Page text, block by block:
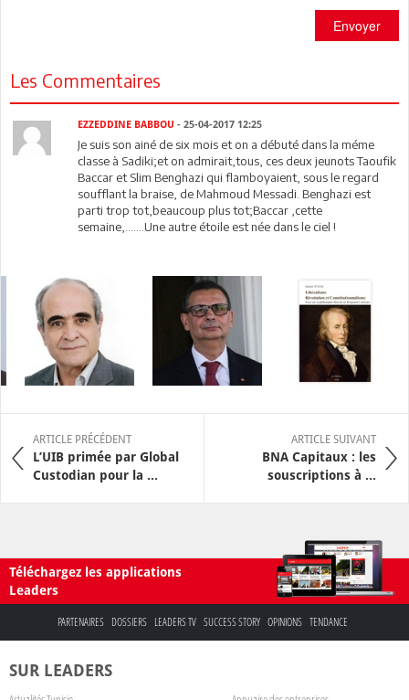
Envoyer
Les Commentaires
EZZEDDINE BABBOU - 25-04-2017 12:25
Je suis son ainé de six mois et on a débuté dans la méme
classe à Sadiki;et on admirait,tous, ces deux jeunots Taoufik
Baccar et Slim Benghazi qui flamboyaient, sous le regard
soufflant la braise, de Mahmoud Messadi. Benghazi est
parti trop tot,beaucoup plus tot;Baccar ,cette
semaine,.......Une autre étoile est née dans le ciel !
ARTICLE PRÉCÉDENT
L’UIB primée par Global
Custodian pour la ...
ARTICLE SUIVANT
BNA Capitaux : les
souscriptions à ...
Téléchargez les applications
Leaders
PARTENAIRES DOSSIERS LEADERS TV SUCCESS STORY OPINIONS TENDANCE
SUR LEADERS